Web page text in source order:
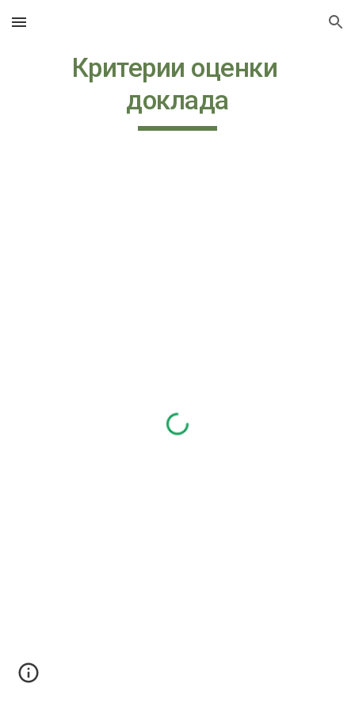
Skip to main content Skip to navigation
Критерии оценки
доклада